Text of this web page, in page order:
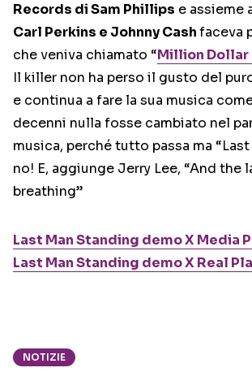
Records di Sam Phillips e assieme
Carl Perkins e Johnny Cashfaceva
che veniva chiamato “Million
Il killer non ha perso il gusto del
e continua a fare la sua musica
decenni nulla fosse cambiato nel
musica, perché tutto passa ma
no! E, aggiunge Jerry Lee, “And the
breathing”
Last Man Standing demo X Media
Last Man Standing demo X Real
NOTIZIE